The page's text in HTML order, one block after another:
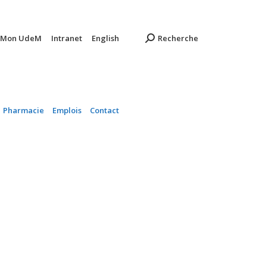
Mon UdeM Intranet English Recherche
Pharmacie Emplois Contact